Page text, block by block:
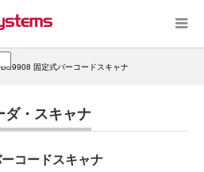
固定式バーコードスキャナ
ダ・スキャナ
コードスキャナ